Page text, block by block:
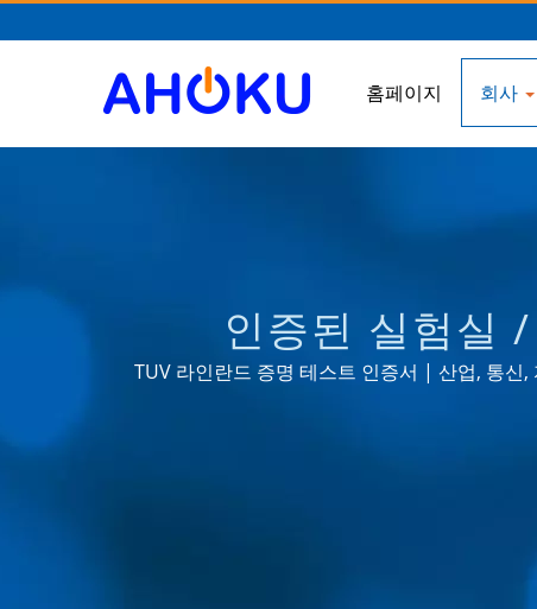
홈페이지 회사
인증된 실험실
TUV 라인란드 증명 테스트 인증서 | 산업, 통신